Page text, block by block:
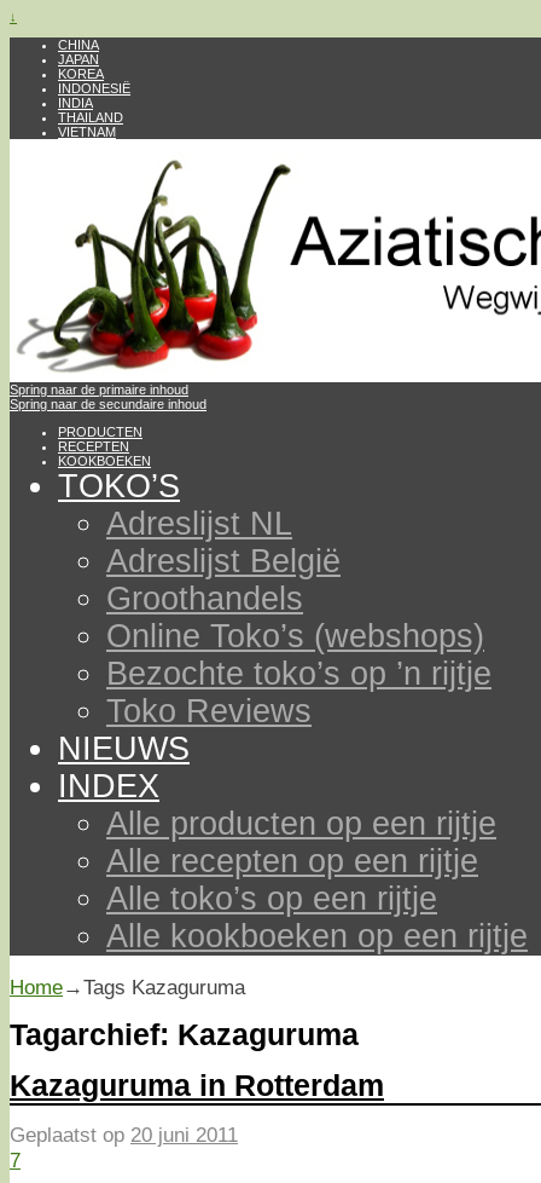
↓
CHINA
JAPAN
KOREA
INDONESIË
INDIA
THAILAND
VIETNAM
Spring naar de primaire inhoud
Spring naar de secundaire inhoud
PRODUCTEN
RECEPTEN
KOOKBOEKEN
TOKO’S
Adreslijst NL
Adreslijst België
Groothandels
Online Toko’s (webshops)
Bezochte toko’s op ’n rijtje
Toko Reviews
NIEUWS
INDEX
Alle producten op een rijtje
Alle recepten op een rijtje
Alle toko’s op een rijtje
Alle kookboeken op een rijtje
Home→Tags Kazaguruma
Tagarchief: Kazaguruma
Kazaguruma in Rotterdam
Geplaatst op 20 juni 2011
7